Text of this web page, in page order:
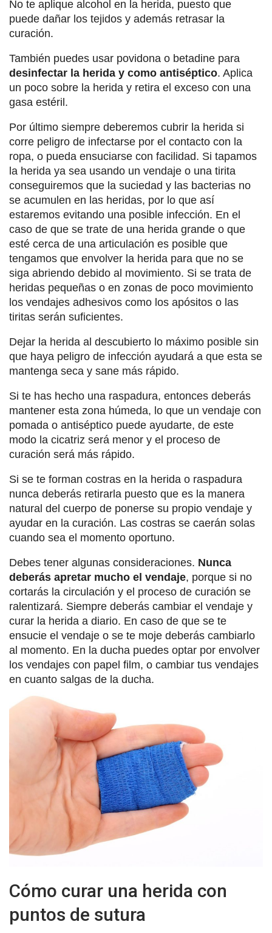
No te aplique alcohol en la herida, puesto que
puede dañar los tejidos y además retrasar la
curación.
También puedes usar povidona o betadine para
desinfectar la herida y como antiséptico. Aplica
un poco sobre la herida y retira el exceso con una
gasa estéril.
Por último siempre deberemos cubrir la herida si
corre peligro de infectarse por el contacto con la
ropa, o pueda ensuciarse con facilidad. Si tapamos
la herida ya sea usando un vendaje o una tirita
conseguiremos que la suciedad y las bacterias no
se acumulen en las heridas, por lo que así
estaremos evitando una posible infección. En el
caso de que se trate de una herida grande o que
esté cerca de una articulación es posible que
tengamos que envolver la herida para que no se
siga abriendo debido al movimiento. Si se trata de
heridas pequeñas o en zonas de poco movimiento
los vendajes adhesivos como los apósitos o las
tiritas serán suficientes.
Dejar la herida al descubierto lo máximo posible sin
que haya peligro de infección ayudará a que esta se
mantenga seca y sane más rápido.
Si te has hecho una raspadura, entonces deberás
mantener esta zona húmeda, lo que un vendaje con
pomada o antiséptico puede ayudarte, de este
modo la cicatriz será menor y el proceso de
curación será más rápido.
Si se te forman costras en la herida o raspadura
nunca deberás retirarla puesto que es la manera
natural del cuerpo de ponerse su propio vendaje y
ayudar en la curación. Las costras se caerán solas
cuando sea el momento oportuno.
Debes tener algunas consideraciones. Nunca
deberás apretar mucho el vendaje, porque si no
cortarás la circulación y el proceso de curación se
ralentizará. Siempre deberás cambiar el vendaje y
curar la herida a diario. En caso de que se te
ensucie el vendaje o se te moje deberás cambiarlo
al momento. En la ducha puedes optar por envolver
los vendajes con papel film, o cambiar tus vendajes
en cuanto salgas de la ducha.
Cómo curar una herida con
puntos de sutura